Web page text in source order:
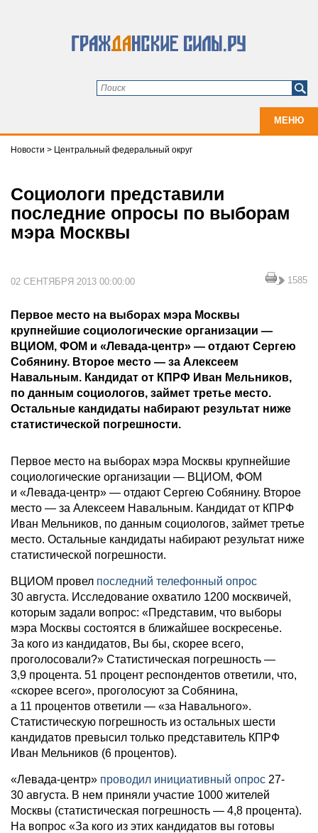
МЕНЮ
Новости > Центральный федеральный округ
Социологи представили
последние опросы по выборам
мэра Москвы
02 СЕНТЯБРЯ 2013 00:00:00 1585
Первое место на выборах мэра Москвы
крупнейшие социологические организации —
ВЦИОМ, ФОМ и «Левада-центр» — отдают Сергею
Собянину. Второе место — за Алексеем
Навальным. Кандидат от КПРФ Иван Мельников,
по данным социологов, займет третье место.
Остальные кандидаты набирают результат ниже
статистической погрешности.
Первое место на выборах мэра Москвы крупнейшие
социологические организации — ВЦИОМ, ФОМ
и «Левада-центр» — отдают Сергею Собянину. Второе
место — за Алексеем Навальным. Кандидат от КПРФ
Иван Мельников, по данным социологов, займет третье
место. Остальные кандидаты набирают результат ниже
статистической погрешности.
ВЦИОМ провел последний телефонный опрос
30 августа. Исследование охватило 1200 москвичей,
которым задали вопрос: «Представим, что выборы
мэра Москвы состоятся в ближайшее воскресенье.
За кого из кандидатов, Вы бы, скорее всего,
проголосовали?» Статистическая погрешность —
3,9 процента. 51 процент респондентов ответили, что,
«скорее всего», проголосуют за Собянина,
а 11 процентов ответили — «за Навального».
Статистическую погрешность из остальных шести
кандидатов превысил только представитель КПРФ
Иван Мельников (6 процентов).
«Левада-центр» проводил инициативный опрос 27-
30 августа. В нем приняли участие 1000 жителей
Москвы (статистическая погрешность — 4,8 процента).
На вопрос «За кого из этих кандидатов вы готовы